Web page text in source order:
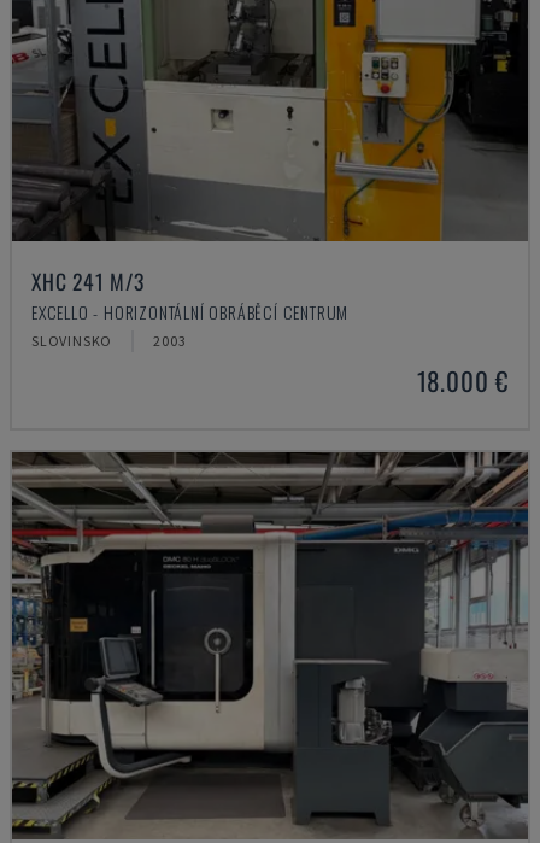
XHC 241 M/3
EXCELLO - HORIZONTÁLNÍ OBRÁBĚCÍ CENTRUM
SLOVINSKO 2003
18.000 €